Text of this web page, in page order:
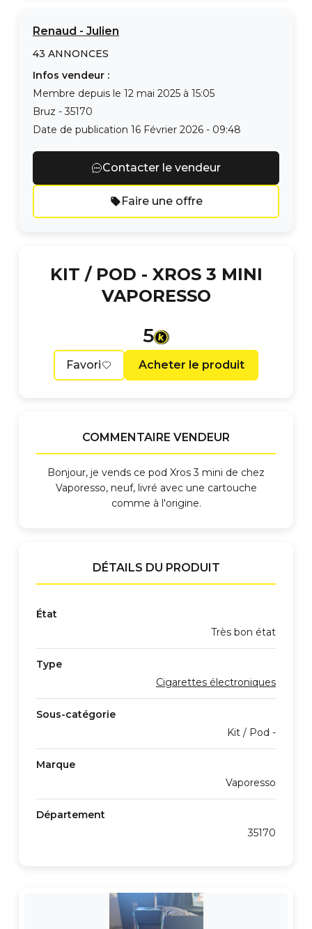
Renaud - Julien
43 ANNONCES
Infos vendeur :
Membre depuis le 12 mai 2025 à 15:05
Bruz -35170
Date de publication 16 Février 2026 - 09:48
Contacter le vendeur
Faire une offre
KIT / POD - XROS 3 MINI
VAPORESSO
5
Favori Acheter le produit
COMMENTAIRE VENDEUR
Bonjour, je vends ce pod Xros 3 mini de chez
Vaporesso, neuf, livré avec une cartouche
comme à l'origine.
DÉTAILS DU PRODUIT
État
Très bon état
Type
Cigarettes électroniques
Sous-catégorie
Kit / Pod -
Marque
Vaporesso
Département
35170